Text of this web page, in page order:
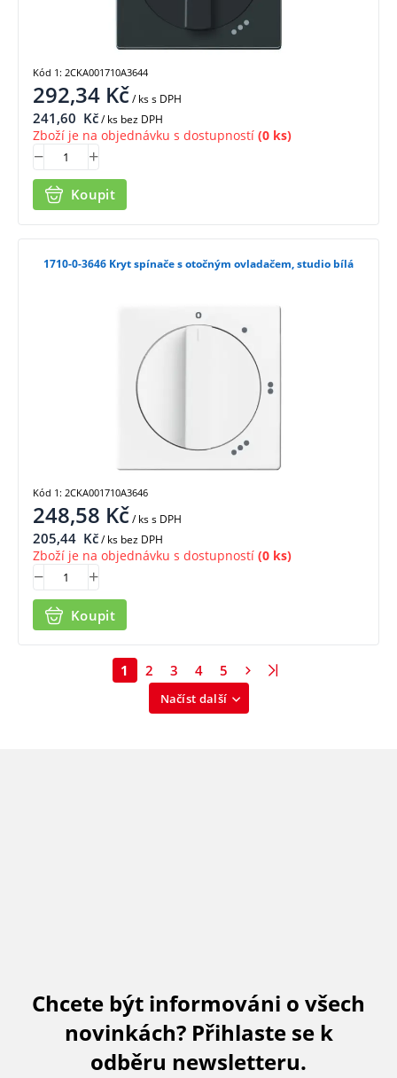
292,34 Kč/ kss DPH
241,60 Kč/ ks bez DPH
Zboží je na objednávku s dostupností (0 ks)
Koupit
Kód 1: 2CKA001710A3644
1710-0-3646 Kryt spínače s otočným ovladačem, studio bílá
248,58 Kč/ kss DPH
205,44 Kč/ ks bez DPH
Zboží je na objednávku s dostupností (0 ks)
Koupit
Kód 1: 2CKA001710A3646
Načíst další
1 2 3 4 5
Chcete být informováni o všech
novinkách? Přihlaste se k
odběru newsletteru.